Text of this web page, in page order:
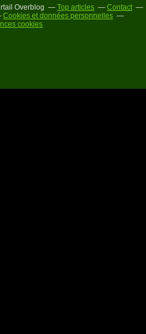
Overblog Top articles
Contact
Cookies et données personnelles
cookies